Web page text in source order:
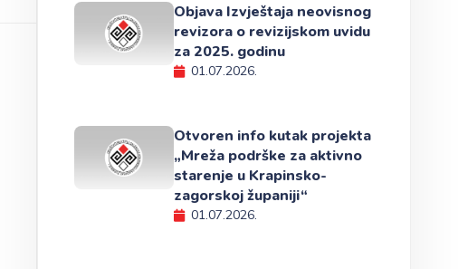
Objava Izvještaja neovisnog
revizora o revizijskom uvidu
za 2025. godinu
01.07.2026.
Otvoren info kutak projekta
„Mreža podrške za aktivno
starenje u Krapinsko-
zagorskoj županiji“
01.07.2026.